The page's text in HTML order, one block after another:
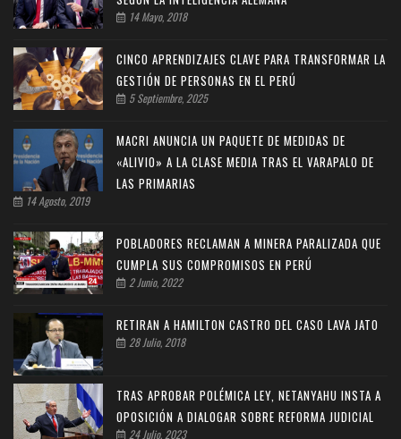
14 Mayo, 2018
CINCO APRENDIZAJES CLAVE PARA TRANSFORMAR LA
GESTIÓN DE PERSONAS EN EL PERÚ
5 Septiembre, 2025
MACRI ANUNCIA UN PAQUETE DE MEDIDAS DE
«ALIVIO» A LA CLASE MEDIA TRAS EL VARAPALO DE
LAS PRIMARIAS
14 Agosto, 2019
POBLADORES RECLAMAN A MINERA PARALIZADA QUE
CUMPLA SUS COMPROMISOS EN PERÚ
2 Junio, 2022
RETIRAN A HAMILTON CASTRO DEL CASO LAVA JATO
28 Julio, 2018
TRAS APROBAR POLÉMICA LEY, NETANYAHU INSTA A
OPOSICIÓN A DIALOGAR SOBRE REFORMA JUDICIAL
24 Julio, 2023